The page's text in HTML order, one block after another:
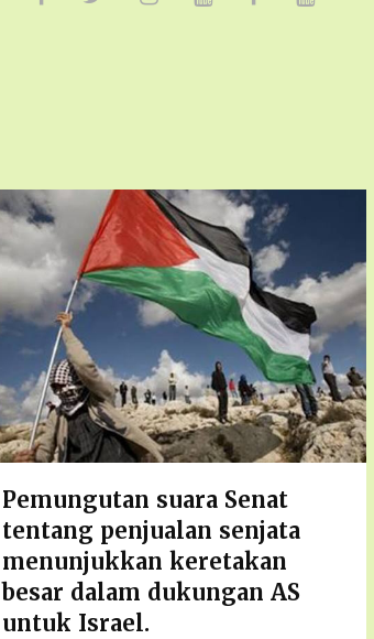
Pemungutan suara Senat
tentang penjualan senjata
menunjukkan keretakan
besar dalam dukungan AS
untuk Israel.